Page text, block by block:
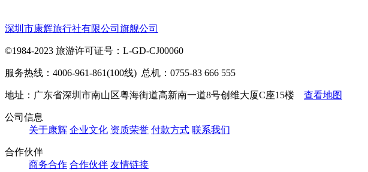
深圳市康辉旅行社有限公司旗舰公司
©1984-2023 旅游许可证号：L-GD-CJ00060
服务热线：4006-961-861(100线) 总机：0755-83 666 555
地址：广东省深圳市南山区粤海街道高新南一道8号创维大厦C座15楼 查看地图
公司信息
关于康辉 企业文化 资质荣誉 付款方式 联系我们
合作伙伴
商务合作 合作伙伴 友情链接